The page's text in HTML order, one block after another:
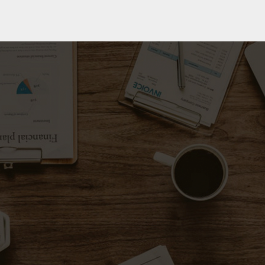
Gggf.dk